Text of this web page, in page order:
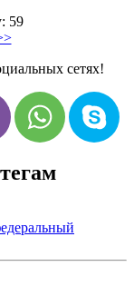
59
сетях!